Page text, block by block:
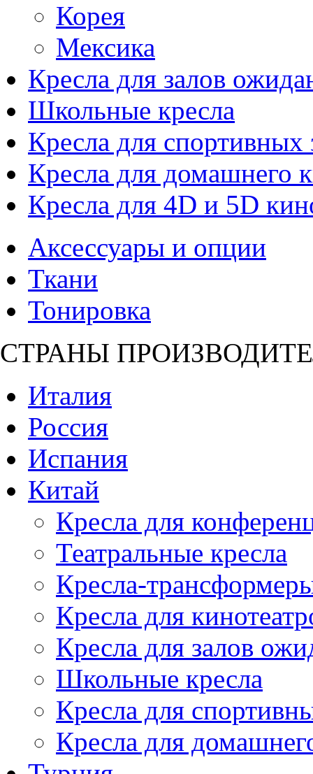
Корея
Мексика
Кресла для залов
Школьные кресла
Кресла для спортивных
Кресла для домашнего
Кресла для 4D и 5D
Аксессуары и опции
Ткани
Тонировка
СТРАНЫ
Италия
Россия
Испания
Китай
Кресла для
Театральные кресла
Кресла-
Кресла для
Кресла для залов
Школьные кресла
Кресла для
Кресла для